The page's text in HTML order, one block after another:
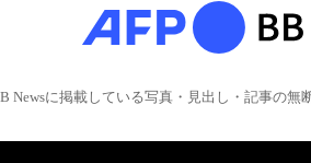
Newsに掲載している写真・見出し・記事の無